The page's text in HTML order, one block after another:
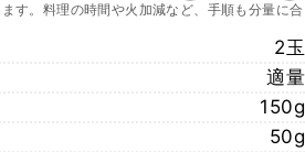
す。料理の時間や火加減など、手順も分量に合
2玉
適量
150g
50g